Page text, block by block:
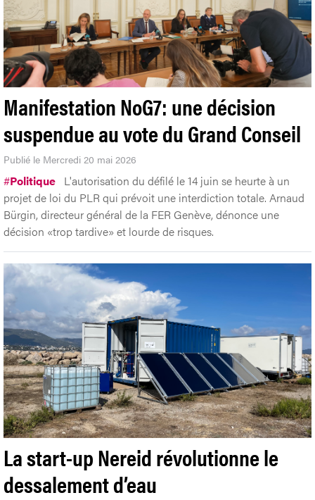
Manifestation NoG7: une décision
suspendue au vote du Grand Conseil
Publié le Mercredi 20 mai 2026
#Politique L'autorisation du défilé le 14 juin se heurte à un
projet de loi du PLR qui prévoit une interdiction totale. Arnaud
Bürgin, directeur général de la FER Genève, dénonce une
décision «trop tardive» et lourde de risques.
La start-up Nereid révolutionne le
dessalement d’eau